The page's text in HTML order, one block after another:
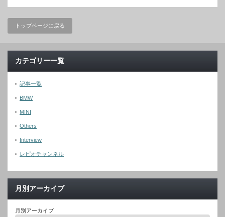
トップページに戻る
カテゴリー一覧
記事一覧
BMW
MINI
Others
Interview
レピオチャンネル
月別アーカイブ
月別アーカイブ